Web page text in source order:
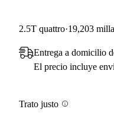
2.5T quattro 19,203
Entrega a domicilio
El precio incluye
Trato justo